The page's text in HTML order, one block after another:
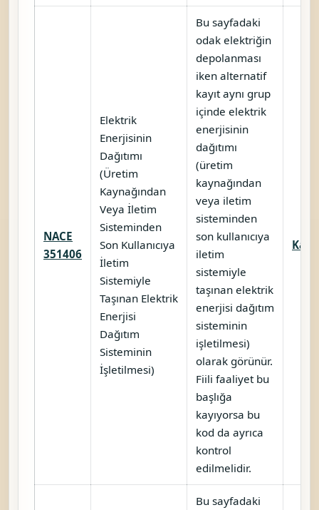
NACE
351406
Elektrik
Enerjisinin
Dağıtımı
(Üretim
Kaynağından
Veya İletim
Sisteminden
Son Kullanıcıya
İletim
Sistemiyle
Taşınan Elektrik
Enerjisi
Dağıtım
Sisteminin
İşletilmesi)
Bu sayfadaki
odak elektriğin
depolanması
iken alternatif
kayıt aynı grup
içinde elektrik
enerjisinin
dağıtımı
(üretim
kaynağından
veya iletim
sisteminden
son kullanıcıya
iletim
sistemiyle
taşınan elektrik
enerjisi dağıtım
sisteminin
işletilmesi)
olarak görünür.
Fiili faaliyet bu
başlığa
kayıyorsa bu
kod da ayrıca
kontrol
edilmelidir.
Bu sayfadaki